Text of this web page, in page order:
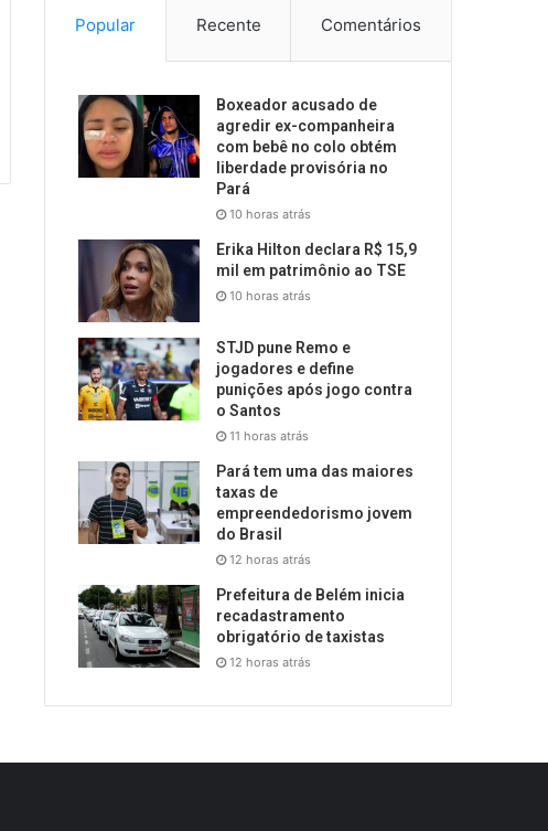
Popular Recente Comentários
Boxeador acusado de
agredir ex-companheira
com bebê no colo obtém
liberdade provisória no
Pará
10 horas atrás
Erika Hilton declara R$ 15,9
mil em patrimônio ao TSE
10 horas atrás
STJD pune Remo e
jogadores e define
punições após jogo contra
o Santos
11 horas atrás
Pará tem uma das maiores
taxas de
empreendedorismo jovem
do Brasil
12 horas atrás
Prefeitura de Belém inicia
recadastramento
obrigatório de taxistas
12 horas atrás